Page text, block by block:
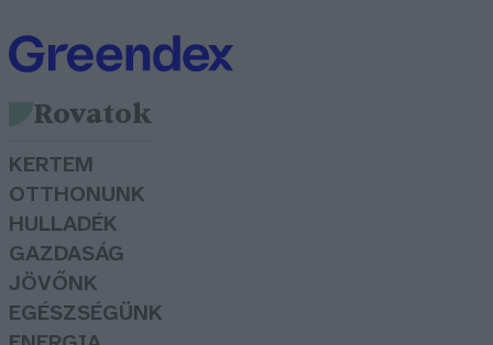
Rovatok
KERTEM
OTTHONUNK
HULLADÉK
GAZDASÁG
JÖVŐNK
EGÉSZSÉGÜNK